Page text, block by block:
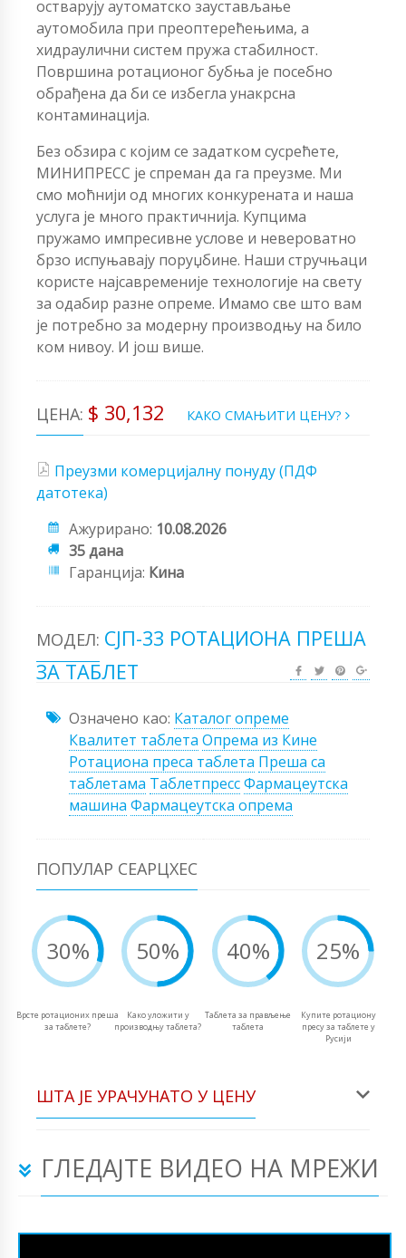
остварују аутоматско заустављање
аутомобила при преоптерећењима, а
хидраулични систем пружа стабилност.
Површина ротационог бубња је посебно
обрађена да би се избегла унакрсна
контаминација.
Без обзира с којим се задатком сусрећете,
МИНИПРЕСС је спреман да га преузме. Ми
смо моћнији од многих конкурената и наша
услуга је много практичнија. Купцима
пружамо импресивне услове и невероватно
брзо испуњавају поруџбине. Наши стручњаци
користе најсавременије технологије на свету
за одабир разне опреме. Имамо све што вам
је потребно за модерну производњу на било
ком нивоу. И још више.
ЦЕНА: $ 30,132 КАКО СМАЊИТИ ЦЕНУ?
Преузми комерцијалну понуду (ПДФ
датотека)
Ажурирано: 10.08.2026
35 дана
Гаранција: Кина
МОДЕЛ: СЈП-33 РОТАЦИОНА ПРЕША
ЗА ТАБЛЕТ
Означено као: Каталог опреме
Квалитет таблета Опрема из Кине
Ротациона преса таблета Преша са
таблетама ТаблетпрессФармацеутска
машина Фармацеутска опрема
ПОПУЛАР СЕАРЦХЕС
30%
Врсте ротационих преша
за таблете?
50%
Како уложити у
производњу таблета?
40%
Таблета за прављење
таблета
25%
Купите ротациону
пресу за таблете у
Русији
ШТА ЈЕ УРАЧУНАТО У ЦЕНУ
ГЛЕДАЈТЕ ВИДЕО НА МРЕЖИ